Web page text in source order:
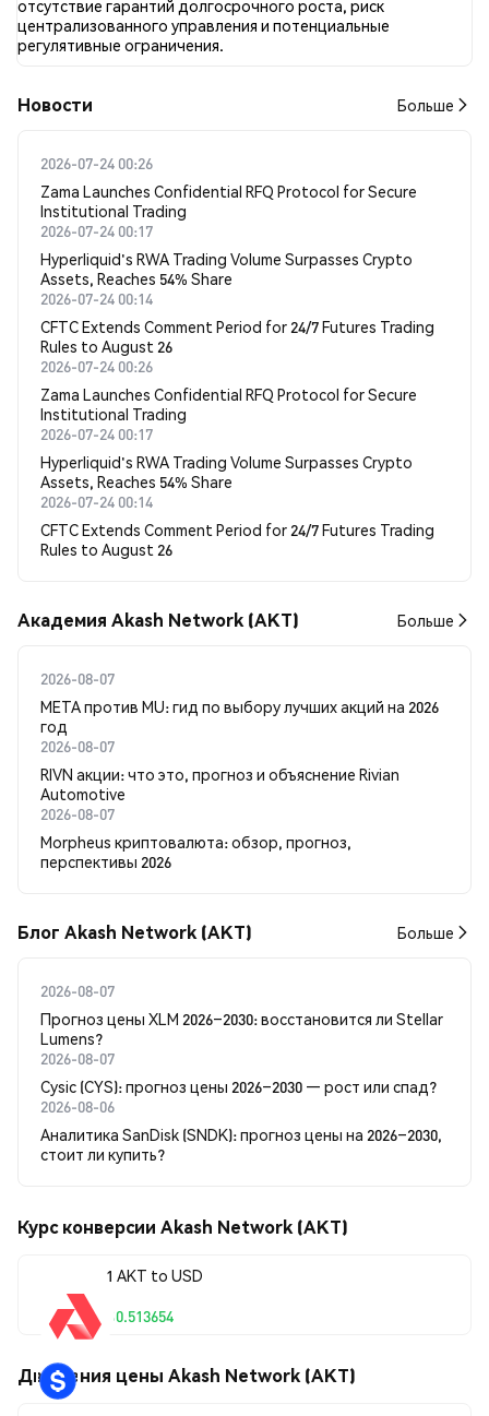
отсутствие гарантий долгосрочного роста, риск
централизованного управления и потенциальные
регулятивные ограничения.
Новости Больше
2026-07-24 00:26
Zama Launches Confidential RFQ Protocol for Secure
Institutional Trading
2026-07-24 00:17
Hyperliquid's RWA Trading Volume Surpasses Crypto
Assets, Reaches 54% Share
2026-07-24 00:14
CFTC Extends Comment Period for 24/7 Futures Trading
Rules to August 26
2026-07-24 00:26
Zama Launches Confidential RFQ Protocol for Secure
Institutional Trading
2026-07-24 00:17
Hyperliquid's RWA Trading Volume Surpasses Crypto
Assets, Reaches 54% Share
2026-07-24 00:14
CFTC Extends Comment Period for 24/7 Futures Trading
Rules to August 26
Академия Akash Network (AKT) Больше
2026-08-07
META против MU: гид по выбору лучших акций на 2026
год
2026-08-07
RIVN акции: что это, прогноз и объяснение Rivian
Automotive
2026-08-07
Morpheus криптовалюта: обзор, прогноз,
перспективы 2026
Блог Akash Network (AKT) Больше
2026-08-07
Прогноз цены XLM 2026–2030: восстановится ли Stellar
Lumens?
2026-08-07
Cysic (CYS): прогноз цены 2026–2030 — рост или спад?
2026-08-06
Аналитика SanDisk (SNDK): прогноз цены на 2026–2030,
стоит ли купить?
Курс конверсии Akash Network (AKT)
1 AKT to USD
$0.513654
Движения цены Akash Network (AKT)